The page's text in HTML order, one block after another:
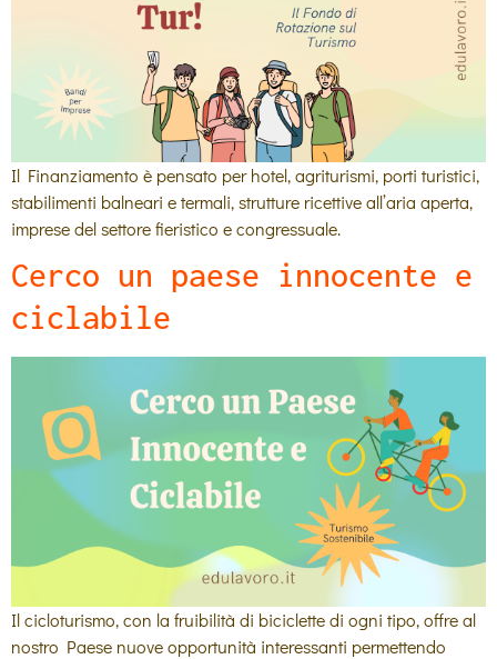
Il Finanziamento è pensato per hotel, agriturismi, porti turistici,
stabilimenti balneari e termali, strutture ricettive all’aria aperta,
imprese del settore fieristico e congressuale.
Cerco un paese innocente e
ciclabile
Il cicloturismo, con la fruibilità di biciclette di ogni tipo, offre al
nostro Paese nuove opportunità interessanti permettendo